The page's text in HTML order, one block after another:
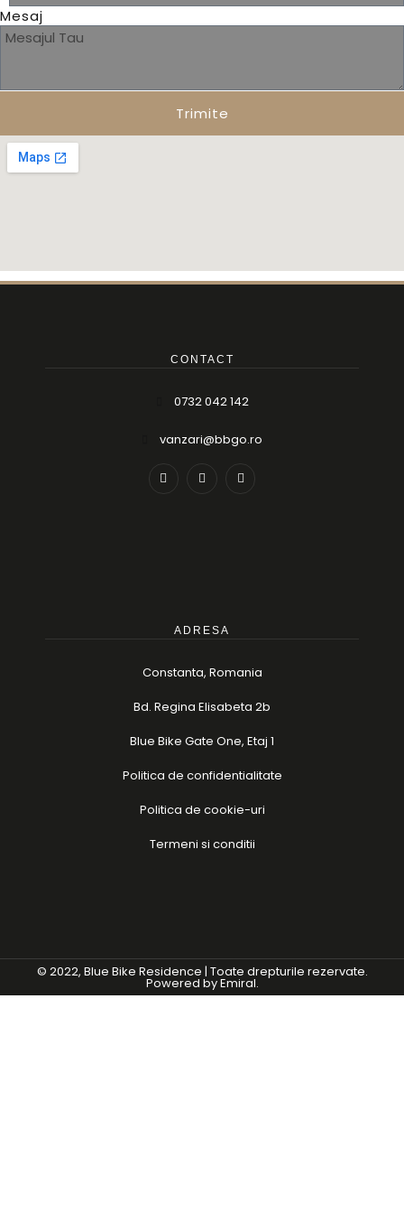
Mesaj
Trimite
CONTACT
0732 042 142
vanzari@bbgo.ro
ADRESA
Constanta, Romania
Bd. Regina Elisabeta 2b
Blue Bike Gate One, Etaj 1
Politica de confidentialitate
Politica de cookie-uri
Termeni si conditii
© 2022, Blue Bike Residence | Toate drepturile rezervate.
Powered byEmiral.